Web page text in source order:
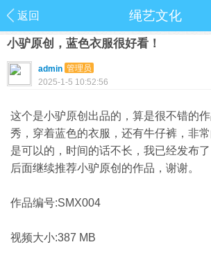
返回 绳艺文化
小驴原创，蓝色衣服很好看！
admin 管理员
2025-1-5 10:52:56
这个是小驴原创出品的，算是很不错的
秀，穿着蓝色的衣服，还有牛仔裤，非
是可以的，时间的话不长，我已经发布了
后面继续推荐小驴原创的作品，谢谢。
作品编号:SMX004
视频大小:387 MB